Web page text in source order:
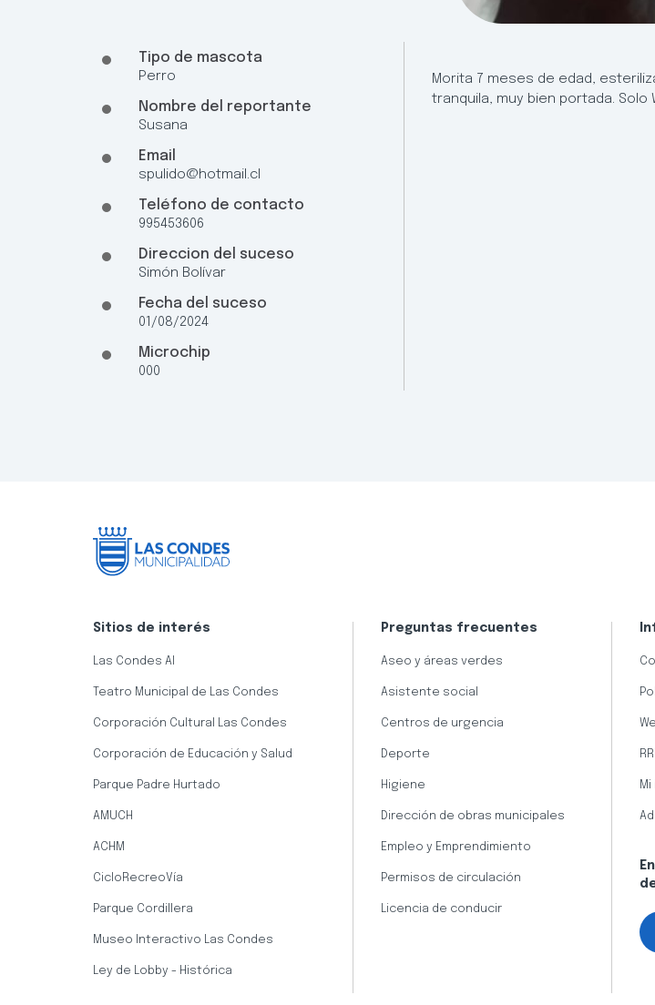
Tipo de mascota
Perro
Nombre del reportante
Susana
Email
spulido@hotmail.cl
Teléfono de contacto
995453606
Direccion del suceso
Simón Bolívar
Fecha del suceso
01/08/2024
Microchip
000
Morita 7 meses de edad,
tranquila, muy bien portada. Solo
Sitios de interés
Las Condes AI
Teatro Municipal de Las Condes
Corporación Cultural Las Condes
Corporación de Educación y Salud
Parque Padre Hurtado
AMUCH
ACHM
CicloRecreoVía
Parque Cordillera
Museo Interactivo Las Condes
Ley de Lobby - Histórica
Preguntas frecuentes
Aseo y áreas verdes
Asistente social
Centros de urgencia
Deporte
Higiene
Dirección de obras municipales
Empleo y Emprendimiento
Permisos de circulación
Licencia de conducir